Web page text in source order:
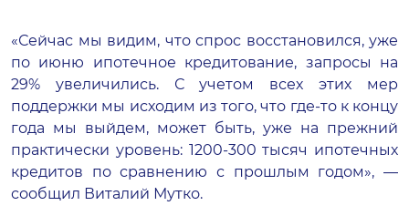
«Сейчас мы видим, что спрос восстановился, уже
по июню ипотечное кредитование, запросы на
29% увеличились. С учетом всех этих мер
поддержки мы исходим из того, что где-то к концу
года мы выйдем, может быть, уже на прежний
практически уровень: 1200-300 тысяч ипотечных
кредитов по сравнению с прошлым годом», —
сообщил Виталий Мутко.